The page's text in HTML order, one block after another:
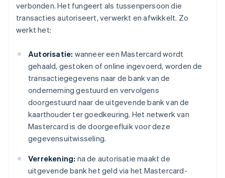
verbonden. Het fungeert als tussenpersoon die
transacties autoriseert, verwerkt en afwikkelt. Zo
werkt het:
Autorisatie: wanneer een Mastercard wordt
gehaald, gestoken of online ingevoerd, worden de
transactiegegevens naar de bank van de
onderneming gestuurd en vervolgens
doorgestuurd naar de uitgevende bank van de
kaarthouder ter goedkeuring. Het netwerk van
Mastercard is de doorgeefluik voor deze
gegevensuitwisseling.
Verrekening: na de autorisatie maakt de
uitgevende bank het geld via het Mastercard-